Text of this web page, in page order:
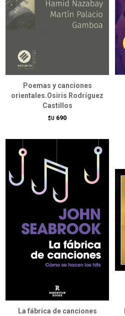
Poemas y canciones
orientales.Osiris Rodríguez
Castillos
$U 690
La fábrica de canciones